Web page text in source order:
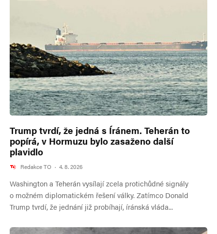
Trump tvrdí, že jedná s Íránem. Teherán to
popírá, v Hormuzu bylo zasaženo další
plavidlo
Redakce TO · 4. 8. 2026
Washington a Teherán vysílají zcela protichůdné signály
o možném diplomatickém řešení války. Zatímco Donald
Trump tvrdí, že jednání již probíhají, íránská vláda...